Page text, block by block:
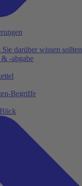
darüber wissen sollten
-abgabe
Begriffe